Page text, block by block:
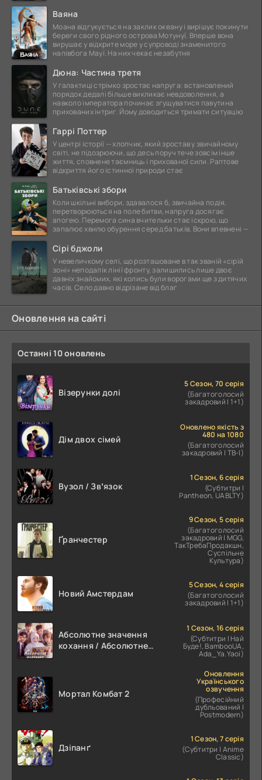
Ваяна
Моана відгукується на заклик океану і вирішує покинути
береги свого рідного острова Мотунуї. Вперше вона
вирушає у відкрите море у супроводі знаменитого
напівбога Мауї. На них чекає незабутня
Дюна: Частина третя
У галактиці стрімко зростає напруга: встановлений
порядок дедалі більше викликає невдоволення, а
навколо імператора починає згущуватися павутина
прихованих інтриг. Йому доводиться тримати ситуацію
Гаррі Поттер
У центрі історії — хлопчик, який зростав у звичайному
світі, не підозрюючи, що десь поруч тече зовсім інше
життя, сповнене таємниць і прихованої сили. Раптове
відкриття його істинної природи стає
Батьківські збори
Коли шкільні вибори, здавалося б, звичайна подія,
перетворюються на поле битви, напруга досягає
апогею. Перемога сина вчительки стає іскрою, що
запалює хвилю обурення серед батьків. Вони впевнені —
Сірі бджоли
У невеличкому селі, що розташоване в так званій «сірій
зоні» неподалік лінії фронту, залишились лише двоє
давніх знайомих, які колись були ворогами ще з дитячих
часів. Село давно відрізане від благ
Оновлення на сайті
Останні 10 оновлень
Візерунки долі
5 Сезон, 70 серія
(Багатоголосий
закадровий | 1+1)
Дім двох сімей
Оновлено якість з
480 на 1080
(Багатоголосий
закадровий | ТВ-І)
Вузол / Звʼязок
1 Сезон, 6 серія
(Субтитри |
Pantheon, UABLTY)
Ґранчестер
9 Сезон, 5 серія
(Багатоголосий
закадровий | MGG,
ТакТребаПродакшн,
Суспільне
Культура)
Новий Амстердам
5 Сезон, 4 серія
(Багатоголосий
закадровий | 1+1)
Абсолютне значення
кохання / Абсолютне
1 Сезон, 16 серія
(Субтитри | Най
Буде!, BambooUA,
Ada_Ya.Yaoi)
Мортал Комбат 2
Оновлення
Українського
озвучення
(Професійний
дубльований |
Postmodern)
Дзіпанґ
1 Сезон, 7 серія
(Субтитри | Anime
Classic)